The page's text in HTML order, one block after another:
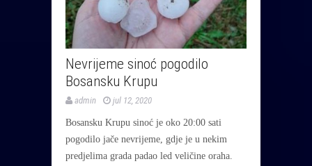
Nevrijeme sinoć pogodilo
Bosansku Krupu
admin jul 12, 2020
Bosansku Krupu sinoć je oko 20:00 sati
pogodilo jače nevrijeme, gdje je u nekim
predjelima grada padao led veličine oraha.